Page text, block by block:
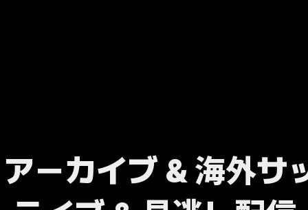
ーカイブ & 海外サ